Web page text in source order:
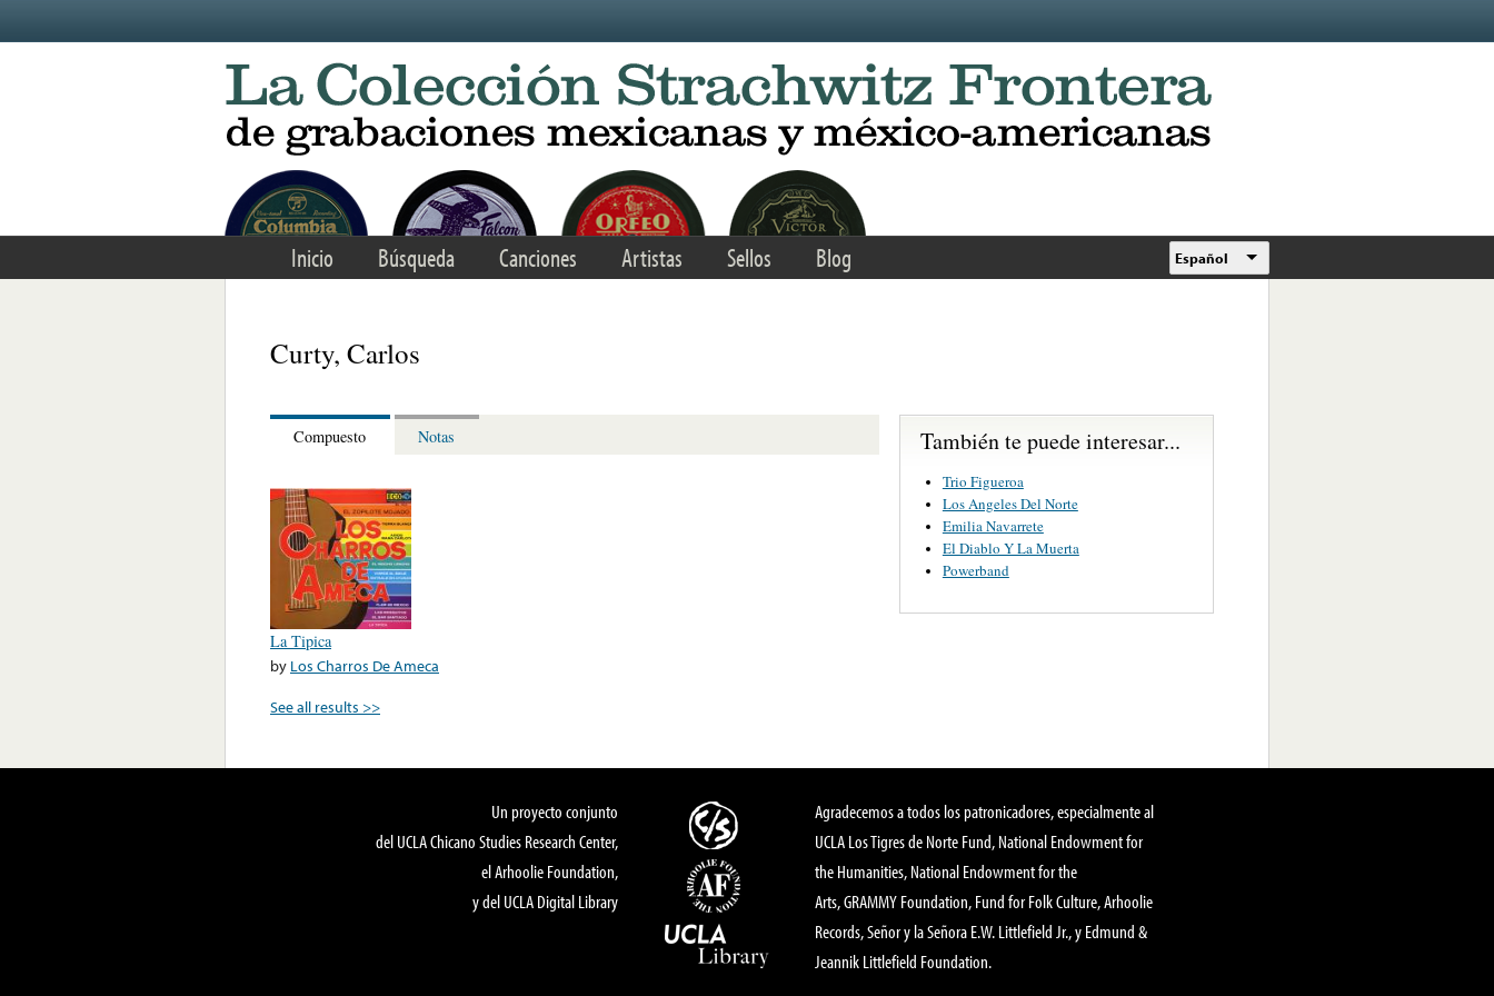
Inicio Búsqueda Canciones Artistas Sellos Blog Español
Curty, Carlos
Compuesto Notas
La Tipica
by Los Charros De Ameca
See all results >>
También te puede interesar...
Trio Figueroa
Los Angeles Del Norte
Emilia Navarrete
El Diablo Y La Muerta
Powerband
Un proyecto conjunto
del UCLA Chicano Studies Research Center,
el Arhoolie Foundation,
y del UCLA Digital Library
Agradecemos a todos los patronicadores, especialmente al
UCLA Los Tigres de Norte Fund, National Endowment for
the Humanities, National Endowment for the
Arts, GRAMMY Foundation, Fund for Folk Culture, Arhoolie
Records, Señor y la Señora E.W. Littlefield Jr., y Edmund &
Jeannik Littlefield Foundation.